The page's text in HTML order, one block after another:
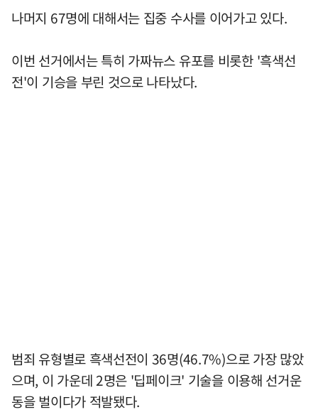
나머지 67명에 대해서는 집중 수사를 이어가고 있다.
이번 선거에서는 특히 가짜뉴스 유포를 비롯한 '흑색선
전'이 기승을 부린 것으로 나타났다.
범죄 유형별로 흑색선전이 36명(46.7%)으로 가장 많았
으며, 이 가운데 2명은 '딥페이크' 기술을 이용해 선거운
동을 벌이다가 적발됐다.